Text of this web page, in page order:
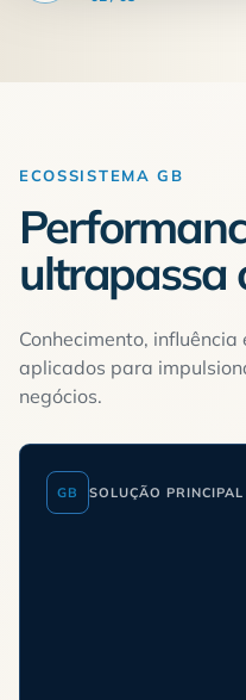
ECOSSISTEMA GB
ultrapassa
Conhecimento, influência
aplicados para
negócios.
GB SOLUÇÃO PRINCIPAL